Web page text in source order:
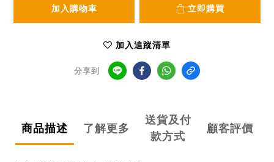
加入購物車 立即購買
加入追蹤清單
分享到
商品描述 了解更多
送貨及付
款方式
顧客評價